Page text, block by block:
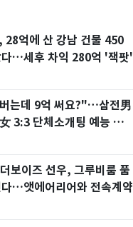
28억에 산 강남 건물 450
다…세후 차익 280억 '잭팟'
는데 9억 써요?"…삼전男
3:3 단체소개팅 예능 화
보이즈 선우, 그루비룸 품
…앳에어리어와 전속계약